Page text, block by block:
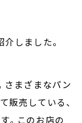
しました。
。さまざまなパン
販売している、
。このお店の